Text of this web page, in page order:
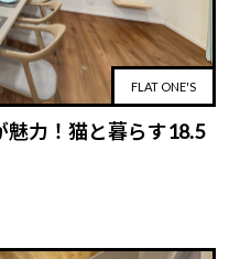
FLAT ONE'S
魅力！猫と暮らす18.5